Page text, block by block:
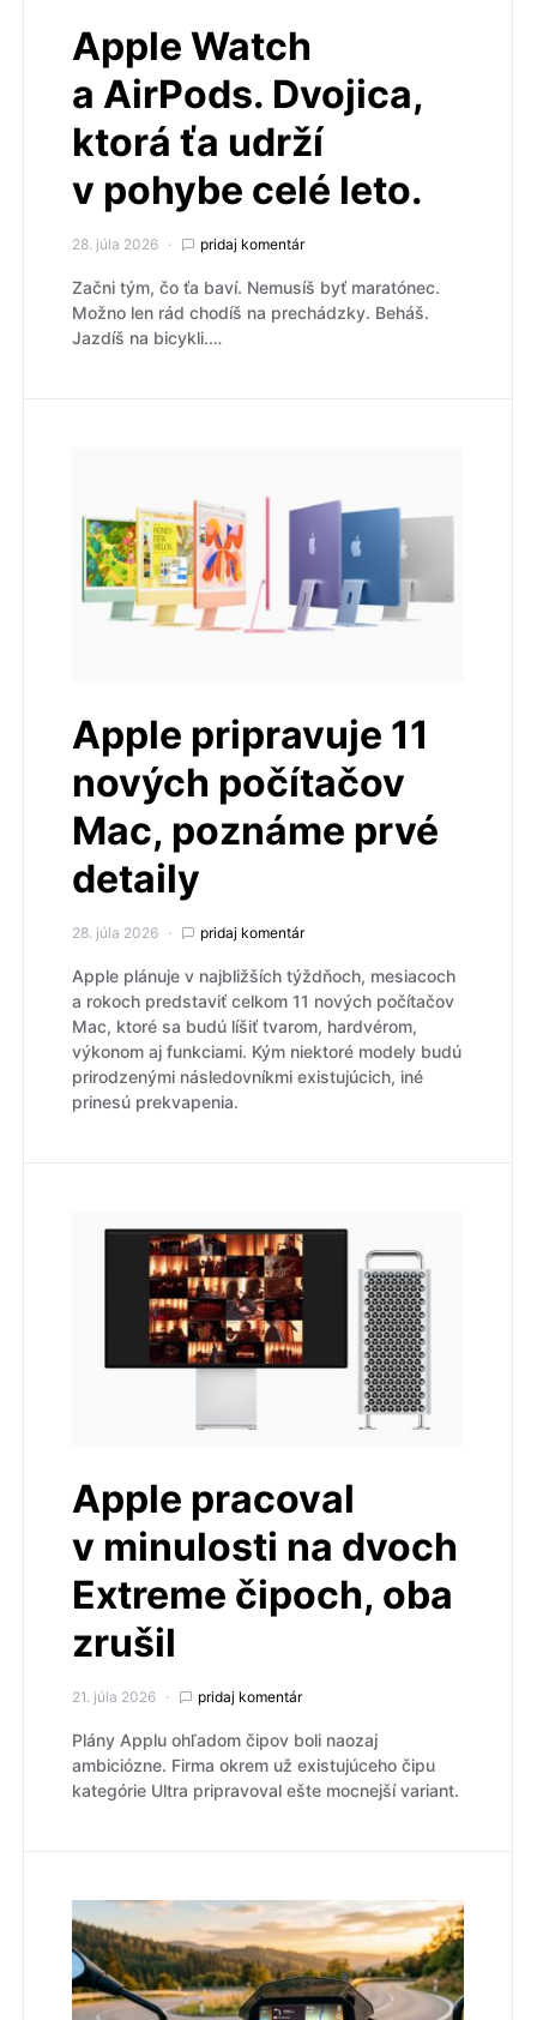
Apple Watch
a AirPods. Dvojica,
ktorá ťa udrží
v pohybe celé leto.
28. júla 2026 pridaj komentár
Začni tým, čo ťa baví. Nemusíš byť maratónec.
Možno len rád chodíš na prechádzky. Beháš.
Jazdíš na bicykli.…
Apple pripravuje 11
nových počítačov
Mac, poznáme prvé
detaily
28. júla 2026 pridaj komentár
Apple plánuje v najbližších týždňoch, mesiacoch
a rokoch predstaviť celkom 11 nových počítačov
Mac, ktoré sa budú líšiť tvarom, hardvérom,
výkonom aj funkciami. Kým niektoré modely budú
prirodzenými následovníkmi existujúcich, iné
prinesú prekvapenia.
Apple pracoval
v minulosti na dvoch
Extreme čipoch, oba
zrušil
21. júla 2026 pridaj komentár
Plány Applu ohľadom čipov boli naozaj
ambiciózne. Firma okrem už existujúceho čipu
kategórie Ultra pripravoval ešte mocnejší variant.